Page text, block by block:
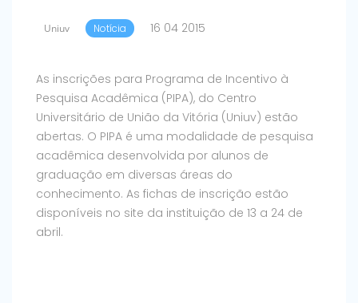
Uniuv Notícia 16 04 2015
As inscrições para Programa de Incentivo à
Pesquisa Acadêmica (PIPA), do Centro
Universitário de União da Vitória (Uniuv) estão
abertas. O PIPA é uma modalidade de pesquisa
acadêmica desenvolvida por alunos de
graduação em diversas áreas do
conhecimento. As fichas de inscrição estão
disponíveis no site da instituição de 13 a 24 de
abril.